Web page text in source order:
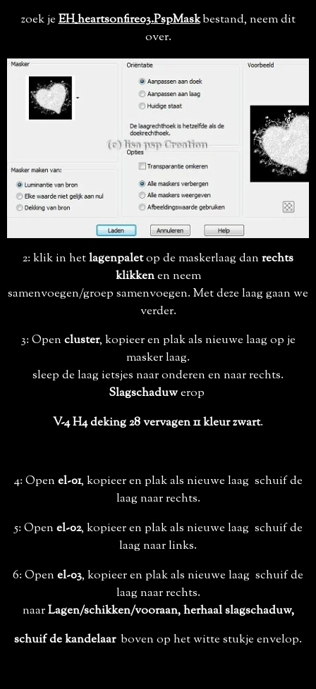
zoek jeEH_heartsonfire03.PspMaskbestand, neem dit
over.
2: klik in hetlagenpaletop de maskerlaag danrechts
klikkenen neem
samenvoegen/groep samenvoegen. Met deze laag gaan we
verder.
3: Opencluster, kopieer en plak als nieuwe laag op je
masker laag.
sleep de laag ietsjes naar onderen en naar rechts.
Slagschaduwerop
V-4 H4 deking 28 vervagen 11 kleur zwart.
4: Openel-01, kopieer en plak als nieuwe laag schuif de
laag naar rechts.
5: Openel-02, kopieer en plak als nieuwe laag schuif de
laag naar links.
6: Openel-03, kopieer en plak als nieuwe laag schuif de
laag naar rechts.
naarLagen/schikken/vooraan,herhaal slagschaduw,
schuif de kandelaar boven op het witte stukje envelop.